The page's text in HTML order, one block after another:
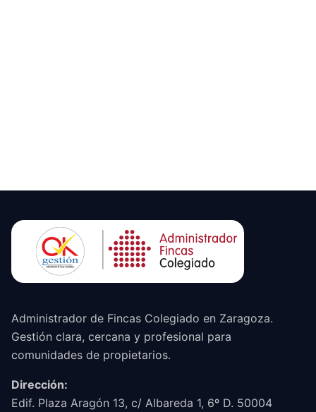
Administrador de Fincas Colegiado en Zaragoza.
Gestión clara, cercana y profesional para
comunidades de propietarios.
Dirección:
Edif. Plaza Aragón 13, c/ Albareda 1, 6º D. 50004